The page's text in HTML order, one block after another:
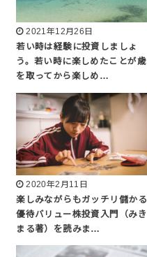
2021年12月26日
若い時は経験に投資しましょ
う。若い時に楽しめたことが歳
を取ってから楽しめ…
2020年2月11日
楽しみながらもガッチリ儲かる
優待バリュー株投資入門（みき
まる著）を読みま…